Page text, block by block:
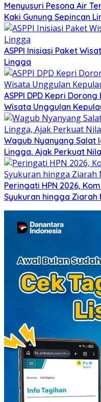
Menyusuri Pesona Air
Kaki Gunung Sepincan
ASPPI Inisiasi Paket
Lingga
ASPPI DPD Kepri
Wisata Unggulan
Wagub Nyanyang Salat
Lingga, Ajak Perkuat
Peringati HPN 2026,
Syukuran hingga Ziarah